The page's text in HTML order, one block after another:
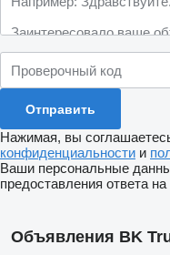
Нажимая, вы
конфиденциальности и
Ваши персональные
предоставления ответа
Объявления BK